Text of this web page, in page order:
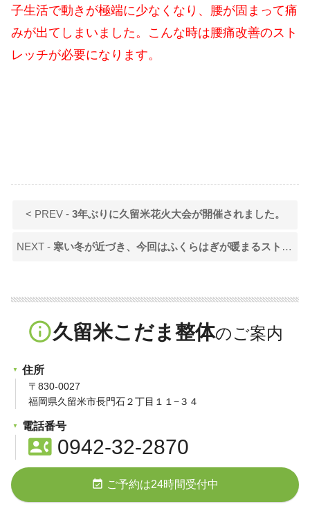
子生活で動きが極端に少なくなり、腰が固まって痛
みが出てしまいました。こんな時は腰痛改善のスト
レッチが必要になります。
< PREV - 3年ぶりに久留米花火大会が開催されました。
NEXT -寒い冬が近づき、今回はふくらはぎが暖まるストレッチについてお伝えします。
info_outline久留米こだま整体
住所
〒830-0027
福岡県久留米市長門石２丁目１１−３４
電話番号
contact_phone0942-32-2870
event_available ご予約は24時間受付中